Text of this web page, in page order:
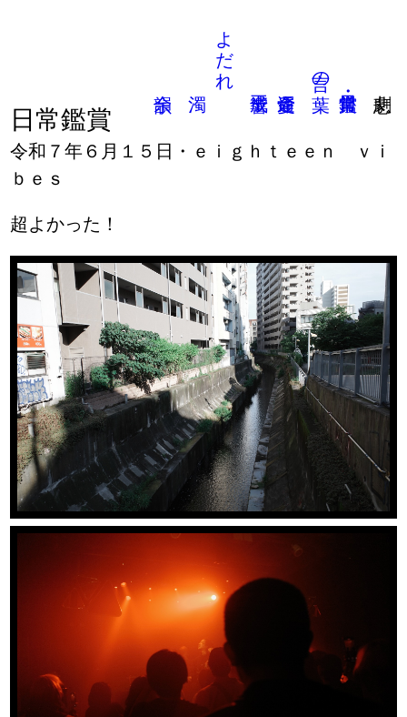
言の葉
よだれ
日常鑑賞
令和７年６月１５日・ｅｉｇｈｔｅｅｎ ｖｉ
ｂｅｓ
超よかった！